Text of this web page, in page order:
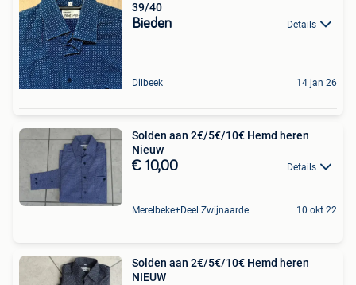
39/40
Bieden Details
Dilbeek 14 jan 26
Solden aan 2€/5€/10€ Hemd heren
Nieuw
€ 10,00 Details
Merelbeke+Deel Zwijnaarde 10 okt 22
Solden aan 2€/5€/10€ Hemd heren
NIEUW